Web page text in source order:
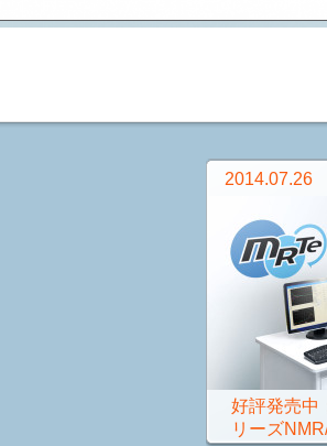
2014.07.26
好評発売
リーズ